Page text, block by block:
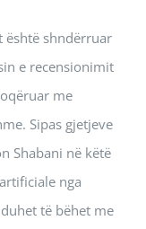
është shndërruar
e recensionimit
me
Sipas gjetjeve
Shabani në këtë
nga
të bëhet me